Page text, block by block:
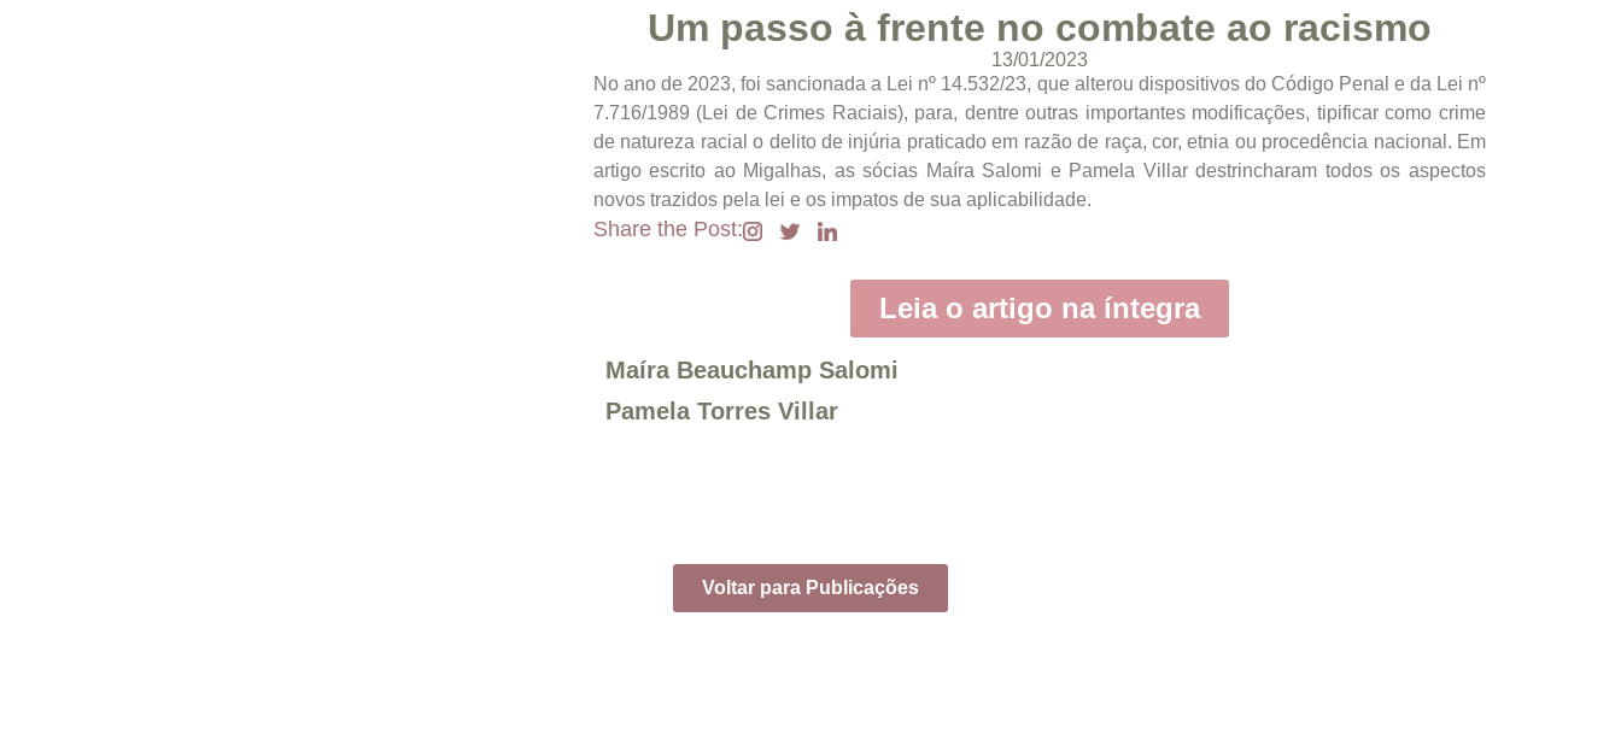
Um passo à frente no combate ao racismo
13/01/2023
No ano de 2023, foi sancionada a Lei nº 14.532/23, que alterou dispositivos do Código Penal e da Lei nº
7.716/1989 (Lei de Crimes Raciais), para, dentre outras importantes modificações, tipificar como crime
de natureza racial o delito de injúria praticado em razão de raça, cor, etnia ou procedência nacional. Em
artigo escrito ao Migalhas, as sócias Maíra Salomi e Pamela Villar destrincharam todos os aspectos
novos trazidos pela lei e os impatos de sua aplicabilidade.
Share the Post:
Leia o artigo na íntegra
Maíra Beauchamp Salomi
Pamela Torres Villar
Voltar para Publicações